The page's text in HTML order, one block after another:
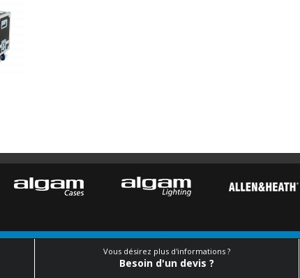
Vous désirez plus d'informations ?
Besoin d'un devis ?